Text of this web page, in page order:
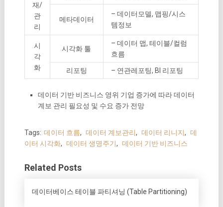
재/
관
리
메타데이터
– 데이터모델, 맵핑/시스
템정보
시
각
화
시각화 툴
– 데이터 맵, 테이블/컬럼
흐름
리포팅 – 연관레포팅, BI 리포팅
데이터 기반 비즈니스 영위 기업 증가에 따라 데이터
계보 관리 필요성 및 수요 증가 전망
Tags: 데이터 흐름, 데이터 계보관리, 데이터 리니지, 데
이터 시각화, 데이터 생명주기, 데이터 기반 비즈니스
Related Posts
데이터베이스 테이블 파티셔닝 (Table Partitioning)